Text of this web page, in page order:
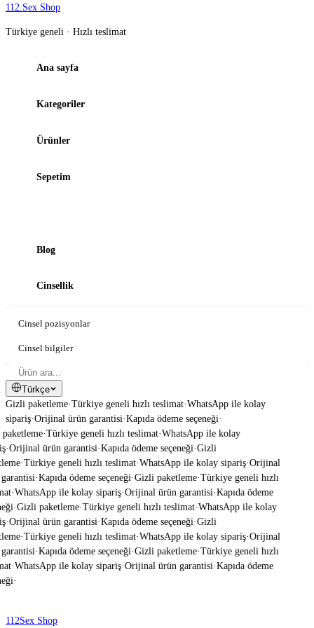
112.Sex Shop
Türkiye geneli · Hızlı teslimat
Ana sayfa
Kategoriler
Ürünler
Sepetim
Blog
Cinsellik
Cinsel pozisyonlar
Cinsel bilgiler
Türkçe
Gizli paketleme·Türkiye geneli hızlı teslimat·WhatsApp ile kolay
sipariş·Orijinal ürün garantisi·Kapıda ödeme seçeneği·
·Türkiye geneli hızlı teslimat·WhatsApp ile kolay
·Orijinal ürün garantisi·Kapıda ödeme seçeneği·Gizli
·Türkiye geneli hızlı teslimat·WhatsApp ile kolay sipariş·Orijinal
·Kapıda ödeme seçeneği·Gizli paketleme·Türkiye geneli hızlı
·WhatsApp ile kolay sipariş·Orijinal ürün garantisi·Kapıda ödeme
·Gizli paketleme·Türkiye geneli hızlı teslimat·WhatsApp ile kolay
·Orijinal ürün garantisi·Kapıda ödeme seçeneği·Gizli
·Türkiye geneli hızlı teslimat·WhatsApp ile kolay sipariş·Orijinal
·Kapıda ödeme seçeneği·Gizli paketleme·Türkiye geneli hızlı
·WhatsApp ile kolay sipariş·Orijinal ürün garantisi·Kapıda ödeme
·
112Sex Shop